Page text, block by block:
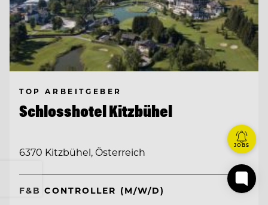
TOP ARBEITGEBER
Schlosshotel Kitzbühel
6370 Kitzbühel, Österreich
F&B CONTROLLER (M/W/D)
JOBS